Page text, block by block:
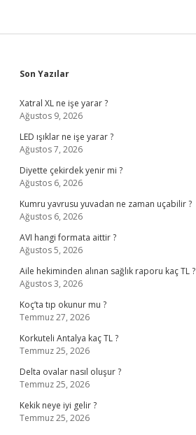
Sidebar
Son Yazılar
Xatral XL ne işe yarar ?
Ağustos 9, 2026
LED ışıklar ne işe yarar ?
Ağustos 7, 2026
Diyette çekirdek yenir mi ?
Ağustos 6, 2026
Kumru yavrusu yuvadan ne zaman uçabilir ?
Ağustos 6, 2026
AVI hangi formata aittir ?
Ağustos 5, 2026
Aile hekiminden alınan sağlık raporu kaç TL ?
Ağustos 3, 2026
Koç’ta tıp okunur mu ?
Temmuz 27, 2026
Korkuteli Antalya kaç TL ?
Temmuz 25, 2026
Delta ovalar nasıl oluşur ?
Temmuz 25, 2026
Kekik neye iyi gelir ?
Temmuz 25, 2026